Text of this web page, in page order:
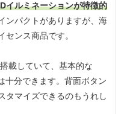
イルミネーションが特徴的
ンパクトがありますが、海
ンス商品です。
載していて、基本的な
十分できます。背面ボタン
タマイズできるのもうれし